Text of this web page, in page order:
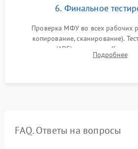
6. Финальное
Проверка МФУ во всех рабочих
копирование, сканирование).
документов (ADF) и дуплекса.
на отсутствие серого фона, полос и
Подробнее
FAQ. Ответы на вопросы